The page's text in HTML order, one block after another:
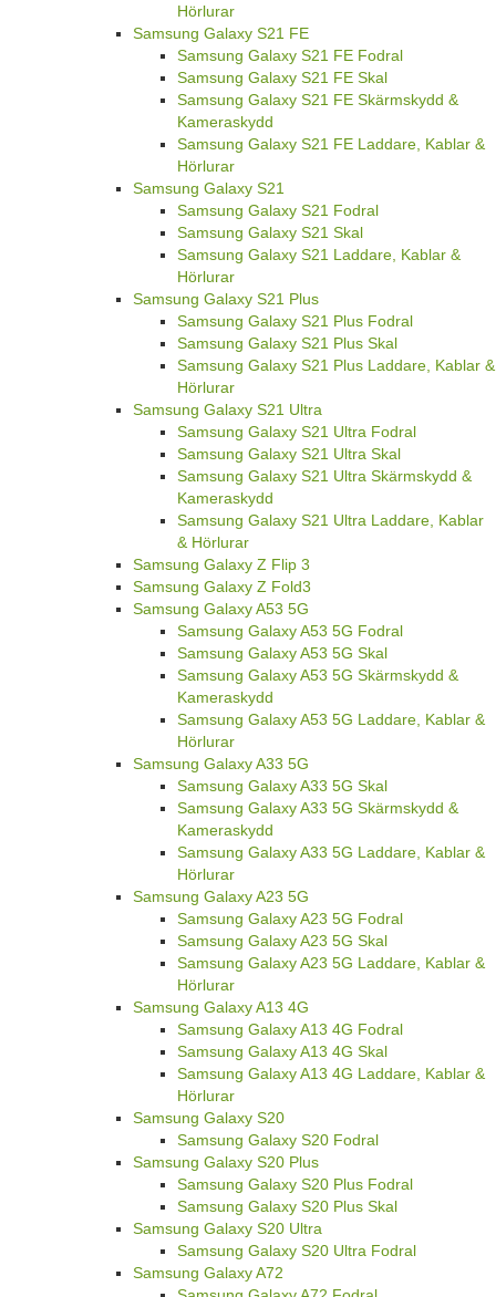
Hörlurar
Samsung Galaxy S21 FE
Samsung Galaxy S21 FE Fodral
Samsung Galaxy S21 FE Skal
Samsung Galaxy S21 FE Skärmskydd &
Kameraskydd
Samsung Galaxy S21 FE Laddare, Kablar &
Hörlurar
Samsung Galaxy S21
Samsung Galaxy S21 Fodral
Samsung Galaxy S21 Skal
Samsung Galaxy S21 Laddare, Kablar &
Hörlurar
Samsung Galaxy S21 Plus
Samsung Galaxy S21 Plus Fodral
Samsung Galaxy S21 Plus Skal
Samsung Galaxy S21 Plus Laddare, Kablar &
Hörlurar
Samsung Galaxy S21 Ultra
Samsung Galaxy S21 Ultra Fodral
Samsung Galaxy S21 Ultra Skal
Samsung Galaxy S21 Ultra Skärmskydd &
Kameraskydd
Samsung Galaxy S21 Ultra Laddare, Kablar
& Hörlurar
Samsung Galaxy Z Flip 3
Samsung Galaxy Z Fold3
Samsung Galaxy A53 5G
Samsung Galaxy A53 5G Fodral
Samsung Galaxy A53 5G Skal
Samsung Galaxy A53 5G Skärmskydd &
Kameraskydd
Samsung Galaxy A53 5G Laddare, Kablar &
Hörlurar
Samsung Galaxy A33 5G
Samsung Galaxy A33 5G Skal
Samsung Galaxy A33 5G Skärmskydd &
Kameraskydd
Samsung Galaxy A33 5G Laddare, Kablar &
Hörlurar
Samsung Galaxy A23 5G
Samsung Galaxy A23 5G Fodral
Samsung Galaxy A23 5G Skal
Samsung Galaxy A23 5G Laddare, Kablar &
Hörlurar
Samsung Galaxy A13 4G
Samsung Galaxy A13 4G Fodral
Samsung Galaxy A13 4G Skal
Samsung Galaxy A13 4G Laddare, Kablar &
Hörlurar
Samsung Galaxy S20
Samsung Galaxy S20 Fodral
Samsung Galaxy S20 Plus
Samsung Galaxy S20 Plus Fodral
Samsung Galaxy S20 Plus Skal
Samsung Galaxy S20 Ultra
Samsung Galaxy S20 Ultra Fodral
Samsung Galaxy A72